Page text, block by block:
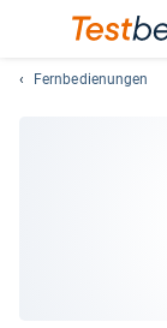
Fernbedienungen